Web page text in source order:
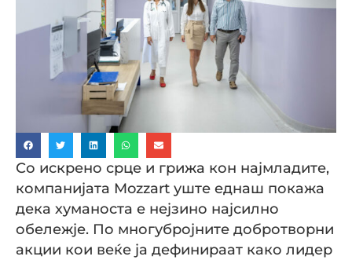
Со искрено срце и грижа кон најмладите,
компанијата Mozzart уште еднаш покажа
дека хуманоста е нејзино најсилно
обележје. По многубројните добротворни
акции кои веќе ја дефинираат како лидер